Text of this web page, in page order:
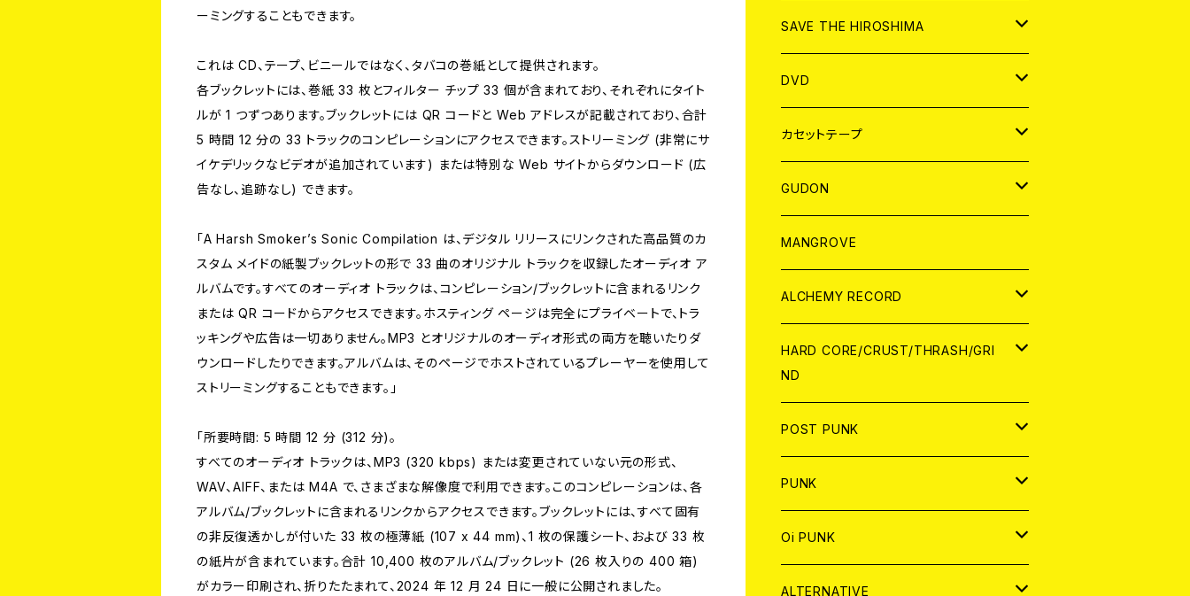
ーミングすることもできます。
これは CD、テープ、ビニールではなく、タバコの巻紙として提供されます。
各ブックレットには、巻紙 33 枚とフィルター チップ 33 個が含まれており、それぞれにタイト
ルが 1 つずつあります。ブックレットには QR コードと Web アドレスが記載されており、合計
5 時間 12 分の 33 トラックのコンピレーションにアクセスできます。ストリーミング (非常にサ
イケデリックなビデオが追加されています) または特別な Web サイトからダウンロード (広
告なし、追跡なし) できます。
「A Harsh Smoker’s Sonic Compilation は、デジタル リリースにリンクされた高品質のカ
スタム メイドの紙製ブックレットの形で 33 曲のオリジナル トラックを収録したオーディオ ア
ルバムです。すべてのオーディオ トラックは、コンピレーション/ブックレットに含まれるリンク
または QR コードからアクセスできます。ホスティング ページは完全にプライベートで、トラ
ッキングや広告は一切ありません。MP3 とオリジナルのオーディオ形式の両方を聴いたりダ
ウンロードしたりできます。アルバムは、そのページでホストされているプレーヤーを使用して
ストリーミングすることもできます。」
「所要時間: 5 時間 12 分 (312 分)。
すべてのオーディオ トラックは、MP3 (320 kbps) または変更されていない元の形式、
WAV、AIFF、または M4A で、さまざまな解像度で利用できます。このコンピレーションは、各
アルバム/ブックレットに含まれるリンクからアクセスできます。ブックレットには、すべて固有
の非反復透かしが付いた 33 枚の極薄紙 (107 x 44 mm)、1 枚の保護シート、および 33 枚
の紙片が含まれています。合計 10,400 枚のアルバム/ブックレット (26 枚入りの 400 箱)
がカラー印刷され、折りたたまれて、2024 年 12 月 24 日に一般に公開されました。
ANALOG
CD
ANALOG
SAVE THE HIROSHIMA
アパレル
BADGE
DVD
JAPAN
WORLD
カセットテープ
JAPAN
WORLD
GUDON
アパレル
PATCH
アナログ
DIGITAL CONTENTS
MANGROVE
ALCHEMY RECORD
CD
ANALOG
HARD CORE/CRUST/THRASH/GRI
ND
JAPAN
CD
ANALOG
WORLD
CD
ANALOG
POST PUNK
CD
JAPAN
WORLD
ANALOG
JAPAN
PUNK
JAPAN
CD
WORLD
Oi PUNK
JAPAN
ALTERNATIVE